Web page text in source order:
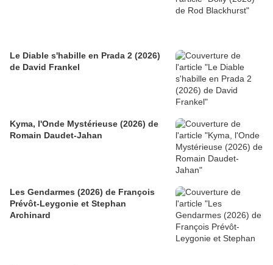
Le Diable s'habille en Prada 2 (2026)
de David Frankel
Kyma, l'Onde Mystérieuse (2026) de
Romain Daudet-Jahan
Les Gendarmes (2026) de François
Prévôt-Leygonie et Stephan
Archinard